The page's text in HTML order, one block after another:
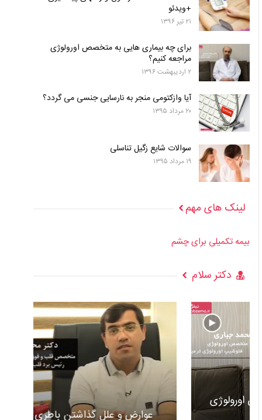
+ویدئو
۲۱ تیر ۱۳۹۶
برای چه بیماری هایی به متخصص اورولوژی
مراجعه کنیم؟
۲ اردیبهشت ۱۳۹۶
آیا وازکتومی منجر به نارسایی جنسی می گردد؟
۲۰ مرداد ۱۳۹۵
سوالات شایع زگیل تناسلی
۱۹ مرداد ۱۳۹۵
لینک های مهم
بیمه تکمیلی برای چشم
دکتر سلام
عوارض و علل گذاشتن باطری قلب +ویدئو